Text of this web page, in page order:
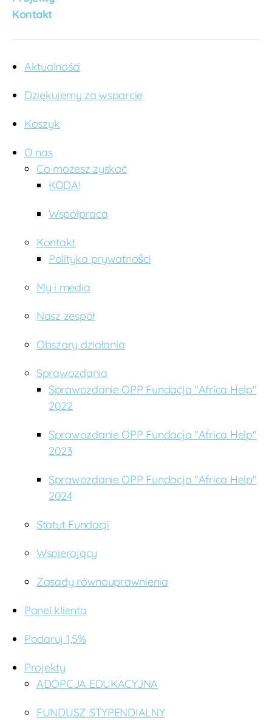
ę
śl
k
n
e
w
Kontakt
Aktualności
Dziękujemy za wsparcie
Koszyk
O nas
Co możesz zyskać
KODA!
Współpraca
Kontakt
Polityka prywatności
My i media
Nasz zespół
Obszary działania
Sprawozdania
Sprawozdanie OPP Fundacja "Africa Help"
2022
Sprawozdanie OPP Fundacja "Africa Help"
2023
Sprawozdanie OPP Fundacja "Africa Help"
2024
Statut Fundacji
Wspierający
Zasady równouprawnienia
Panel klienta
Podaruj 1,5%
Projekty
ADOPCJA EDUKACYJNA
FUNDUSZ STYPENDIALNY